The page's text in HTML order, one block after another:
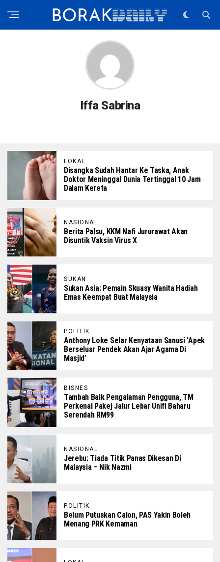
Iffa Sabrina
LOKAL
Disangka Sudah Hantar Ke Taska, Anak
Doktor Meninggal Dunia Tertinggal 10 Jam
Dalam Kereta
NASIONAL
Berita Palsu, KKM Nafi Jururawat Akan
Disuntik Vaksin Virus X
SUKAN
Sukan Asia: Pemain Skuasy Wanita Hadiah
Emas Keempat Buat Malaysia
POLITIK
Anthony Loke Selar Kenyataan Sanusi ‘Apek
Berseluar Pendek Akan Ajar Agama Di
Masjid’
BISNES
Tambah Baik Pengalaman Pengguna, TM
Perkenal Pakej Jalur Lebar Unifi Baharu
Serendah RM99
NASIONAL
Jerebu: Tiada Titik Panas Dikesan Di
Malaysia – Nik Nazmi
POLITIK
Belum Putuskan Calon, PAS Yakin Boleh
Menang PRK Kemaman